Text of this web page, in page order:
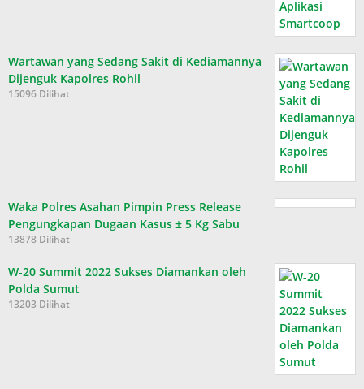
Wartawan yang Sedang Sakit di Kediamannya
Dijenguk Kapolres Rohil
15096 Dilihat
Waka Polres Asahan Pimpin Press Release
Pengungkapan Dugaan Kasus ± 5 Kg Sabu
13878 Dilihat
W-20 Summit 2022 Sukses Diamankan oleh
Polda Sumut
13203 Dilihat